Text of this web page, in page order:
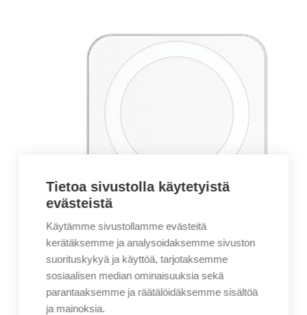
Tietoa sivustolla käytetyistä
evästeistä
Käytämme sivustollamme evästeitä
kerätäksemme ja analysoidaksemme sivuston
suorituskykyä ja käyttöä, tarjotaksemme
sosiaalisen median ominaisuuksia sekä
parantaaksemme ja räätälöidäksemme sisältöä
ja mainoksia.